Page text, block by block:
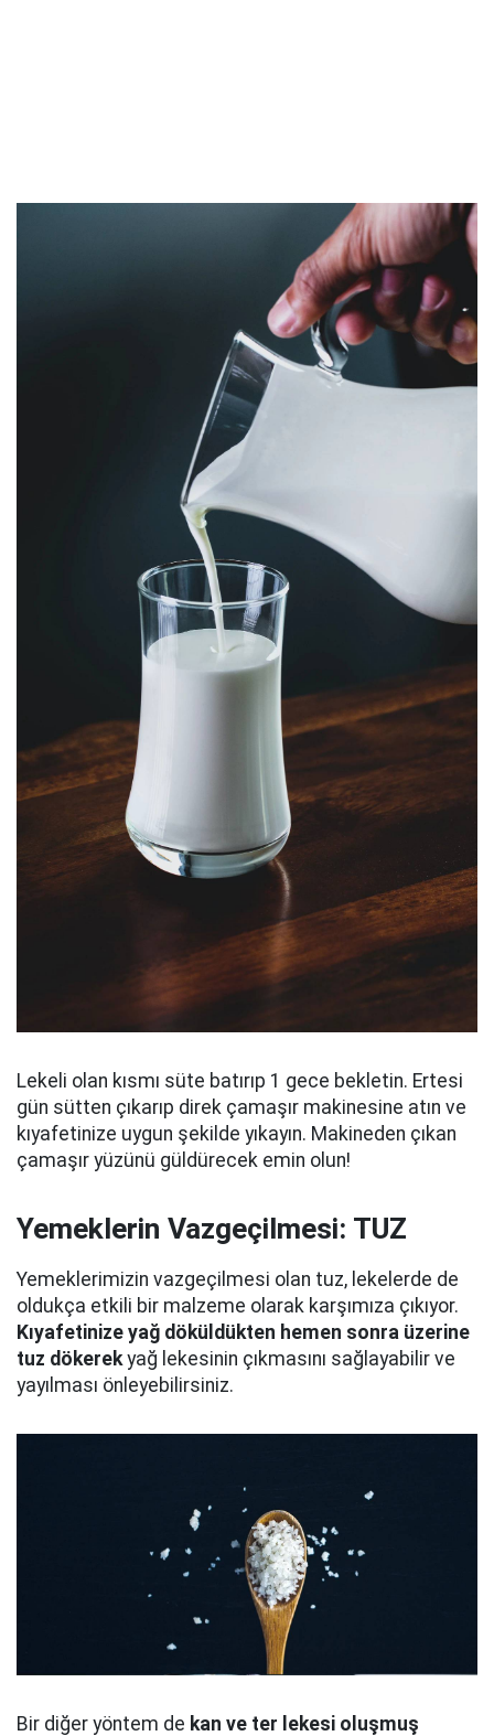
Lekeli olan kısmı süte batırıp 1 gece bekletin. Ertesi
gün sütten çıkarıp direk çamaşır makinesine atın ve
kıyafetinize uygun şekilde yıkayın. Makineden çıkan
çamaşır yüzünü güldürecek emin olun!
Yemeklerin Vazgeçilmesi: TUZ
Yemeklerimizin vazgeçilmesi olan tuz, lekelerde de
oldukça etkili bir malzeme olarak karşımıza çıkıyor.
Kıyafetinize yağ döküldükten hemen sonra üzerine
tuz dökerek yağ lekesinin çıkmasını sağlayabilir ve
yayılması önleyebilirsiniz.
Bir diğer yöntem de kan ve ter lekesi oluşmuş